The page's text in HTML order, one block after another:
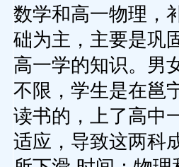
数学和高一物理，
础为主，主要是巩
高一学的知识。男
不限，学生是在邕
读书的，上了高中
适应，导致这两科